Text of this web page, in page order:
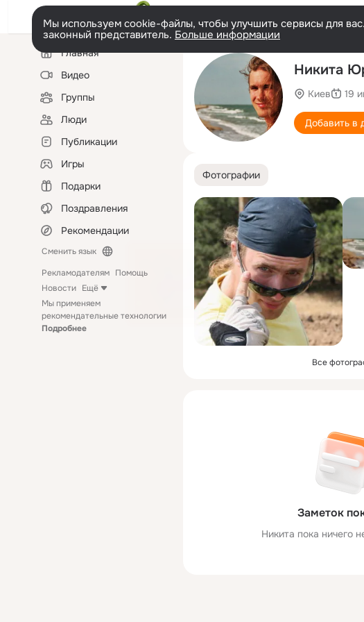
Мы используем cookie-файлы, чтобы улучшить сервисы для
законный представитель. Больше информации
Левая
колонкаГлавная
Видео
Группы
Люди
Публикации
Игры
Подарки
Поздравления
Рекомендации
Сменить язык
Рекламодателям Помощь
Новости Ещё
Мы применяем
рекомендательные технологии
Подробнее
Никита
Киев 19
Добавить в
Фотографии
Все
Заметок
Никита пока ничего